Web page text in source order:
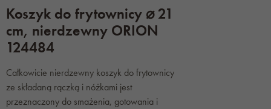
Koszyk do frytownicy ⌀ 21
cm, nierdzewny ORION
124484
Całkowicie nierdzewny koszyk do frytownicy
ze składaną rączką i nóżkami jest
przeznaczony do smażenia, gotowania i